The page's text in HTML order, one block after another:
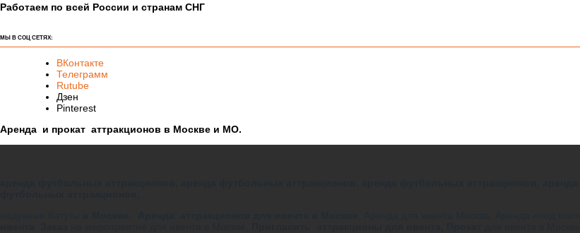
Работаем по всей России и странам СНГ
МЫ В СОЦ СЕТЯХ:
ВКонтакте
Телеграмм
Rutube
Дзен
Pinterest
Аренда и прокат аттракционов в Москве и МО.